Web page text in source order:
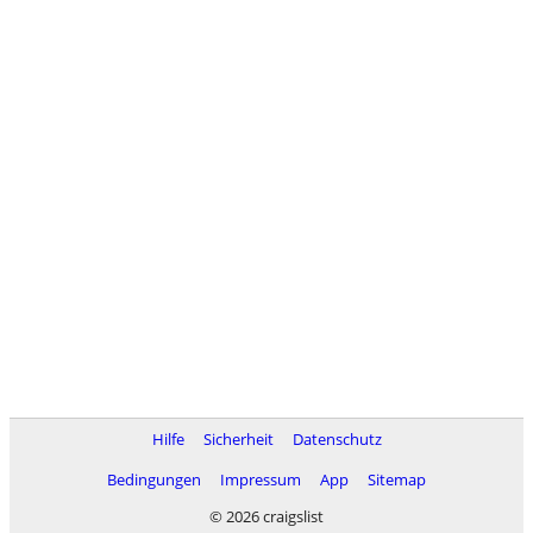
Hilfe Sicherheit
Datenschutz
Bedingungen
Impressum App
Sitemap
© 2026 craigslist